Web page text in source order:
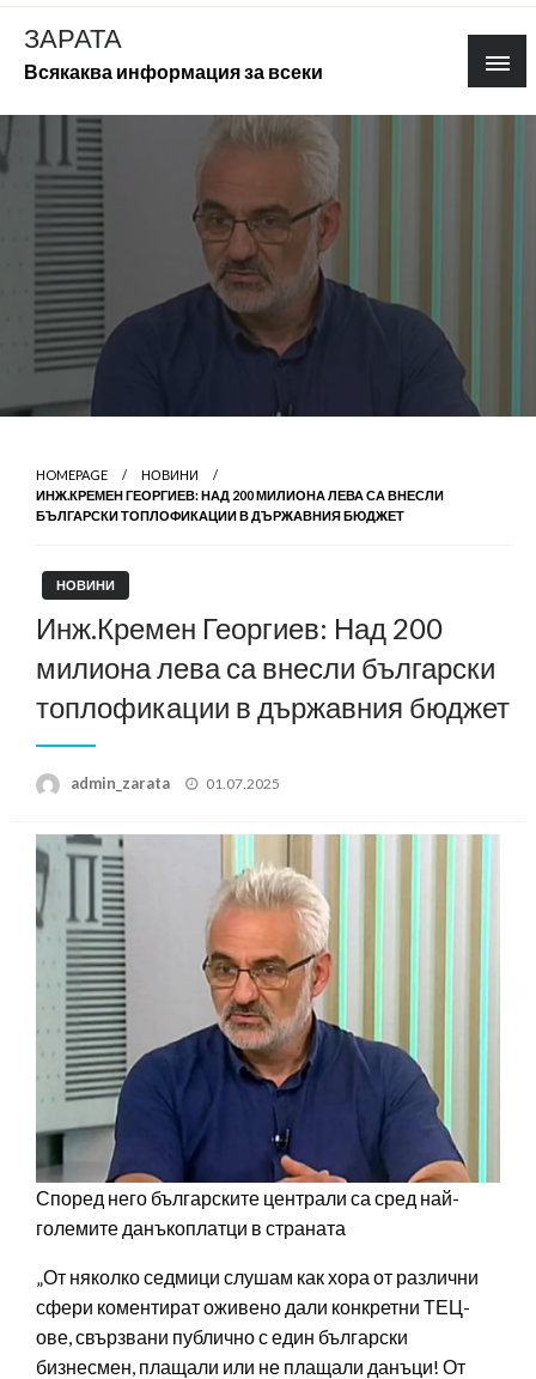
Skip
content
ЗАРАТА
Всякаква информация за всеки
HOMEPAGE
НОВИНИ
ИНЖ.КРЕМЕН ГЕОРГИЕВ: НАД 200 МИЛИОНА ЛЕВА СА ВНЕСЛИ
БЪЛГАРСКИ ТОПЛОФИКАЦИИ В ДЪРЖАВНИЯ БЮДЖЕТ
НОВИНИ
Инж.Кремен Георгиев: Над 200
милиона лева са внесли български
топлофикации в държавния бюджет
admin_zarata
Posted
01.07.2025
Според него българските централи са сред най-
големите данъкоплатци в страната
„От няколко седмици слушам как хора от различни
сфери коментират оживено дали конкретни ТЕЦ-
ове, свързвани публично с един български
бизнесмен, плащали или не плащали данъци! От